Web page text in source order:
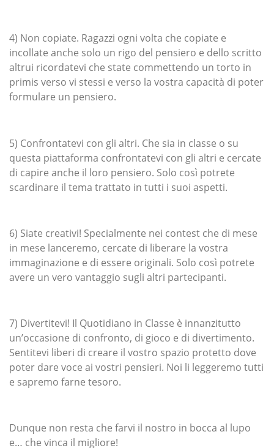
4) Non copiate. Ragazzi ogni volta che copiate e
incollate anche solo un rigo del pensiero e dello scritto
altrui ricordatevi che state commettendo un torto in
primis verso vi stessi e verso la vostra capacità di poter
formulare un pensiero.
5) Confrontatevi con gli altri. Che sia in classe o su
questa piattaforma confrontatevi con gli altri e cercate
di capire anche il loro pensiero. Solo così potrete
scardinare il tema trattato in tutti i suoi aspetti.
6) Siate creativi! Specialmente nei contest che di mese
in mese lanceremo, cercate di liberare la vostra
immaginazione e di essere originali. Solo così potrete
avere un vero vantaggio sugli altri partecipanti.
7) Divertitevi! Il Quotidiano in Classe è innanzitutto
un’occasione di confronto, di gioco e di divertimento.
Sentitevi liberi di creare il vostro spazio protetto dove
poter dare voce ai vostri pensieri. Noi li leggeremo tutti
e sapremo farne tesoro.
Dunque non resta che farvi il nostro in bocca al lupo
e… che vinca il migliore!